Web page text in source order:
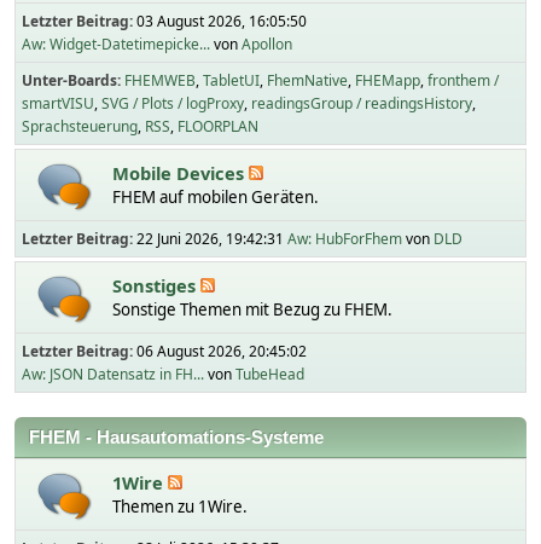
Letzter Beitrag:03 August 2026, 16:05:50
Aw: Widget-Datetimepicke...vonApollon
Unter-Boards FHEMWEB TabletUI FhemNative FHEMapp fronthem /
smartVISU SVG / Plots / logProxy readingsGroup / readingsHistory
Sprachsteuerung RSS FLOORPLAN
Mobile Devices
FHEM auf mobilen Geräten.
Letzter Beitrag:22 Juni 2026, 19:42:31 Aw: HubForFhemvon DLD
Sonstiges
Sonstige Themen mit Bezug zu FHEM.
Letzter Beitrag:06 August 2026, 20:45:02
Aw: JSON Datensatz in FH...vonTubeHead
FHEM - Hausautomations-Systeme
1Wire
Themen zu 1Wire.